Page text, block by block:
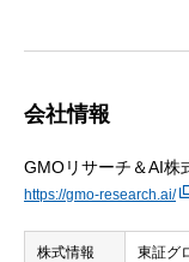
会社情報
GMOリサーチ＆AI株
https://gmo-research.ai/
株式情報 東証グ